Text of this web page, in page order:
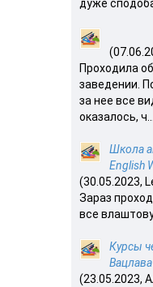
дуже
Проходила
заведении.
за нее все
оказалось, ч...
Школа
English
(30.05.2023,
Зараз
все
Курсы
(23.05.2023,